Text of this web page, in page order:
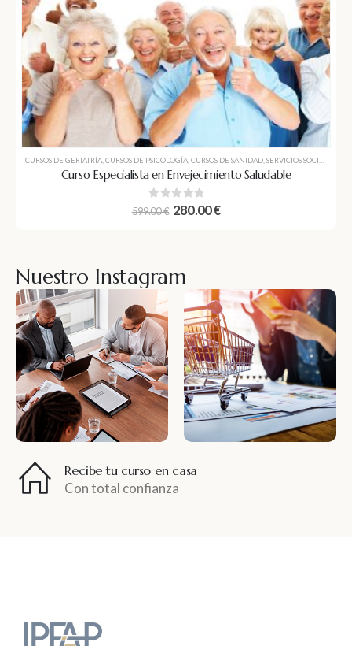
CURSOS DE GERIATRÍA CURSOS DE PSICOLOGÍA CURSOS DE SANIDAD SERVICIOS SOCIOCULTURALES A LA COMUNIDAD
Curso Especialista en Envejecimiento Saludable
0out of 5
599.00€ 280.00€
Nuestro Instagram
Recibe tu curso en casa
Con total confianza